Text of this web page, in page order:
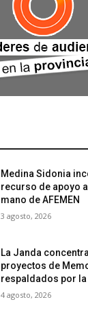
Medina Sidonia
recurso de apoyo
mano de AFEMEN
3 agosto, 2026
La Janda
proyectos de
respaldados por la
4 agosto, 2026